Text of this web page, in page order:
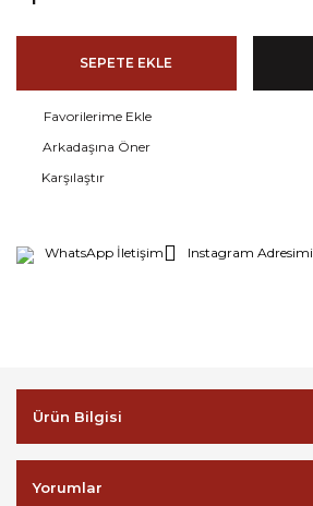
SEPETE EKLE
Arkadaşına Öner
Karşılaştır
WhatsApp İletişim Instagram Adresimi
Ürün Bilgisi
Yorumlar